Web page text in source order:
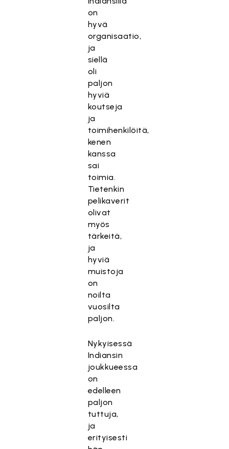
on
hyvä
organisaatio,
ja
siellä
oli
paljon
hyviä
koutseja
ja
toimihenkilöitä,
kenen
kanssa
sai
toimia.
Tietenkin
pelikaverit
olivat
myös
tärkeitä,
ja
hyviä
muistoja
on
noilta
vuosilta
paljon.
Nykyisessä
Indiansin
joukkueessa
on
edelleen
paljon
tuttuja,
ja
erityisesti